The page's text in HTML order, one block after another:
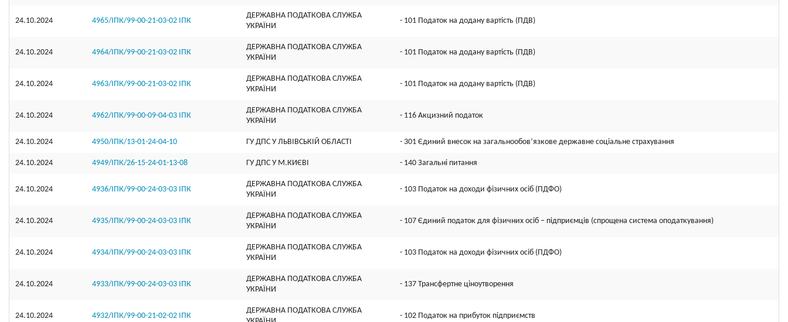
24.10.2024 4965/ІПК/99-00-21-03-02 ІПК
ДЕРЖАВНА ПОДАТКОВА СЛУЖБА
УКРАЇНИ
- 101 Податок на додану вартість (ПДВ)
24.10.2024 4964/ІПК/99-00-21-03-02 ІПК
ДЕРЖАВНА ПОДАТКОВА СЛУЖБА
УКРАЇНИ
- 101 Податок на додану вартість (ПДВ)
24.10.2024 4963/ІПК/99-00-21-03-02 ІПК
ДЕРЖАВНА ПОДАТКОВА СЛУЖБА
УКРАЇНИ
- 101 Податок на додану вартість (ПДВ)
24.10.2024 4962/ІПК/99-00-09-04-03 ІПК
ДЕРЖАВНА ПОДАТКОВА СЛУЖБА
УКРАЇНИ
- 116 Акцизний податок
24.10.2024 4950/ІПК/13-01-24-04-10 ГУ ДПС У ЛЬВІВСЬКІЙ ОБЛАСТІ - 301 Єдиний внесок на загальнообов’язкове державне соціальне страхування
24.10.2024 4949/ІПК/26-15-24-01-13-08 ГУ ДПС У М.КИЄВІ - 140 Загальні питання
24.10.2024 4936/ІПК/99-00-24-03-03 ІПК
ДЕРЖАВНА ПОДАТКОВА СЛУЖБА
УКРАЇНИ
- 103 Податок на доходи фізичних осіб (ПДФО)
24.10.2024 4935/ІПК/99-00-24-03-03 ІПК
ДЕРЖАВНА ПОДАТКОВА СЛУЖБА
УКРАЇНИ
- 107 Єдиний податок для фізичних осіб – підприємців (спрощена система оподаткування)
24.10.2024 4934/ІПК/99-00-24-03-03 ІПК
ДЕРЖАВНА ПОДАТКОВА СЛУЖБА
УКРАЇНИ
- 103 Податок на доходи фізичних осіб (ПДФО)
24.10.2024 4933/ІПК/99-00-24-03-03 ІПК
ДЕРЖАВНА ПОДАТКОВА СЛУЖБА
УКРАЇНИ
- 137 Трансфертне ціноутворення
24.10.2024 4932/ІПК/99-00-21-02-02 ІПК
ДЕРЖАВНА ПОДАТКОВА СЛУЖБА
- 102 Податок на прибуток підприємств